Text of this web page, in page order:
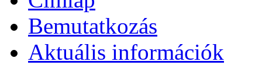
Bemutatkozás
Aktuális információk